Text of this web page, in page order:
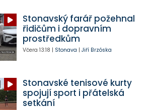
Stonavský farář požehnal
řidičům i dopravním
prostředkům
Včera 13:18 | Stonava | Jiří Brzóska
Stonavské tenisové kurty
spojují sport i přátelská
setkání